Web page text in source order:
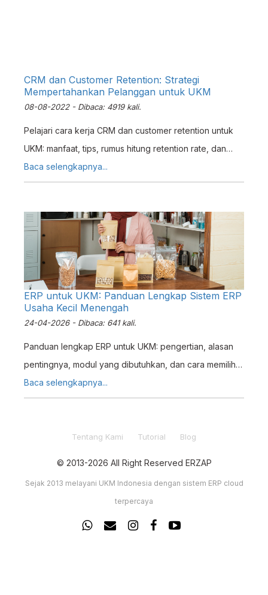
CRM dan Customer Retention: Strategi
Mempertahankan Pelanggan untuk UKM
08-08-2022 - Dibaca: 4919 kali.
Pelajari cara kerja CRM dan customer retention untuk
UKM: manfaat, tips, rumus hitung retention rate, dan
solusi otomatis dengan Erzap ERP.
Baca selengkapnya...
ERP untuk UKM: Panduan Lengkap Sistem ERP
Usaha Kecil Menengah
24-04-2026 - Dibaca: 641 kali.
Panduan lengkap ERP untuk UKM: pengertian, alasan
pentingnya, modul yang dibutuhkan, dan cara memilih
sistem ERP terbaik untuk bisnis Anda.
Baca selengkapnya...
Tentang Kami Tutorial Blog
© 2013-2026 All Right Reserved ERZAP
Sejak 2013 melayani UKM Indonesia dengan sistem ERP cloud
terpercaya